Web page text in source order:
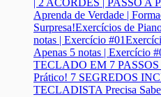
Aprenda de Verdade |
Surpresa!Exercícios de
notas | Exercício #01
Apenas 5 notas | Exercício
TECLADO EM 7
Prático! 7 SEGREDOS
TECLADISTA Precisa